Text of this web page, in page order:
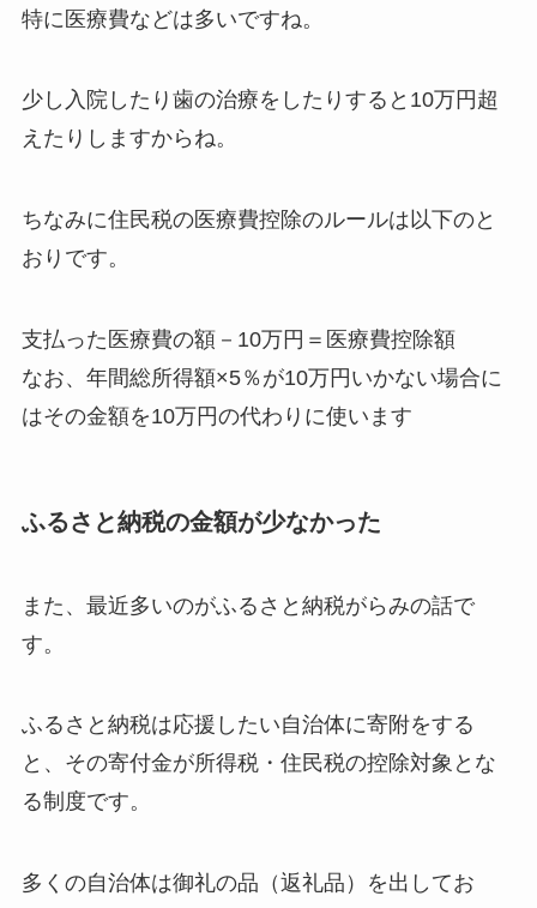
特に医療費などは多いですね。
少し入院したり歯の治療をしたりすると10万円超
えたりしますからね。
ちなみに住民税の医療費控除のルールは以下のと
おりです。
支払った医療費の額－10万円＝医療費控除額
なお、年間総所得額×5％が10万円いかない場合に
はその金額を10万円の代わりに使います
ふるさと納税の金額が少なかった
また、最近多いのがふるさと納税がらみの話で
す。
ふるさと納税は応援したい自治体に寄附をする
と、その寄付金が所得税・住民税の控除対象とな
る制度です。
多くの自治体は御礼の品（返礼品）を出してお